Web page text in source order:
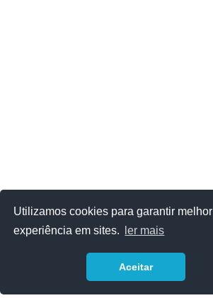
Utilizamos cookies para garantir melhor
experiência em sites.
ler mais
Aceitar